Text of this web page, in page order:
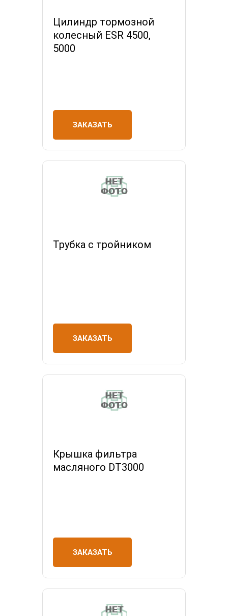
Цилиндр тормозной
колесный ESR 4500,
5000
ЗАКАЗАТЬ
Трубка с тройником
ЗАКАЗАТЬ
Крышка фильтра
масляного DT3000
ЗАКАЗАТЬ